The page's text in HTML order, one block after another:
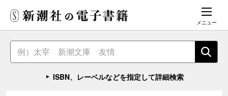
メニュー
ISBN、レーベルなどを指定して詳細検索